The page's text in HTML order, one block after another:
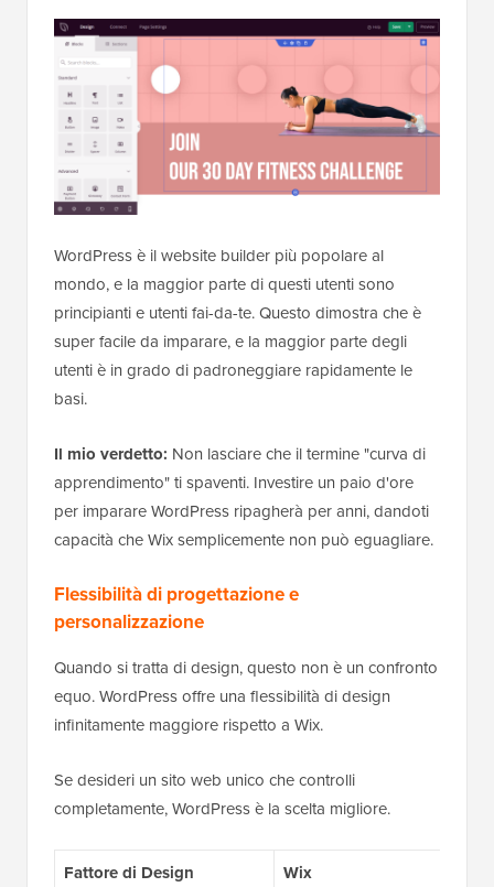
WordPress è il website builder più popolare al
mondo, e la maggior parte di questi utenti sono
principianti e utenti fai-da-te. Questo dimostra che è
super facile da imparare, e la maggior parte degli
utenti è in grado di padroneggiare rapidamente le
basi.
Il mio verdetto: Non lasciare che il termine "curva di
apprendimento" ti spaventi. Investire un paio d'ore
per imparare WordPress ripagherà per anni, dandoti
capacità che Wix semplicemente non può eguagliare.
Flessibilità di progettazione e
personalizzazione
Quando si tratta di design, questo non è un confronto
equo. WordPress offre una flessibilità di design
infinitamente maggiore rispetto a Wix.
Se desideri un sito web unico che controlli
completamente, WordPress è la scelta migliore.
Fattore di Design Wix